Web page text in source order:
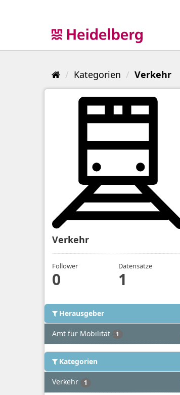
Kategorien Verkehr
Verkehr
Follower
0
Datensätze
1
Herausgeber
Amt für Mobilität 1
Kategorien
Verkehr 1